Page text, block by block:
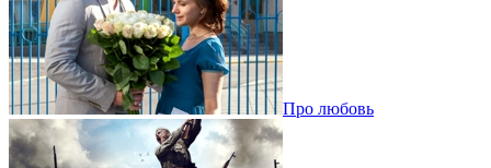
Про любовь